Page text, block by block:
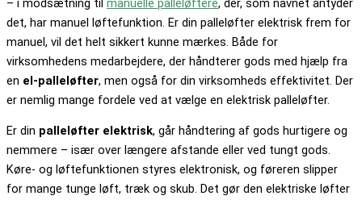
det, har manuel løftefunktion. Er din palleløfter elektrisk frem for
manuel, vil det helt sikkert kunne mærkes. Både for
virksomhedens medarbejdere, der håndterer gods med hjælp fra
en el-palleløfter, men også for din virksomheds effektivitet. Der
er nemlig mange fordele ved at vælge en elektrisk palleløfter.
Er din palleløfter elektrisk, går håndtering af gods hurtigere og
nemmere – især over længere afstande eller ved tungt gods.
Køre- og løftefunktionen styres elektronisk, og føreren slipper
for mange tunge løft, træk og skub. Det gør den elektriske løfter